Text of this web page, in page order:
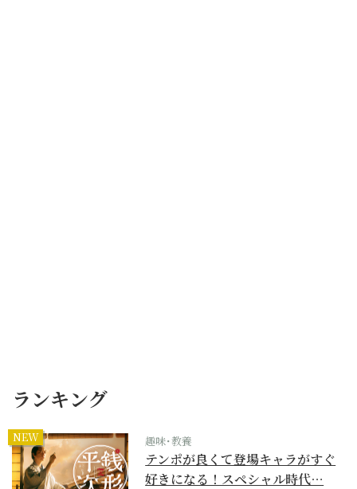
ランキング
NEW 趣味･教養
テンポが良くて登場キャラがすぐ
好きになる！スペシャル時代…